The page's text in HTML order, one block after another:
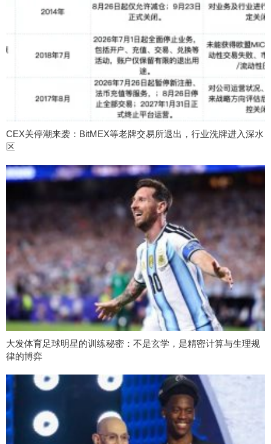
CEX关停潮来袭：BitMEX等老牌交易所退出，行业洗牌进入深水
区
大发体育足球明星的训练秘密：不是玄学，是精密计算与生理规
律的博弈